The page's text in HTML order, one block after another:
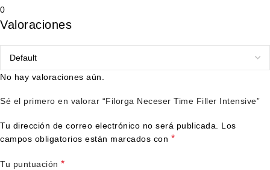
0
Valoraciones
No hay valoraciones aún.
Sé el primero en valorar “Filorga Neceser Time Filler Intensive”
Tu dirección de correo electrónico no será publicada.
Los
campos obligatorios están marcados con *
Tu puntuación *